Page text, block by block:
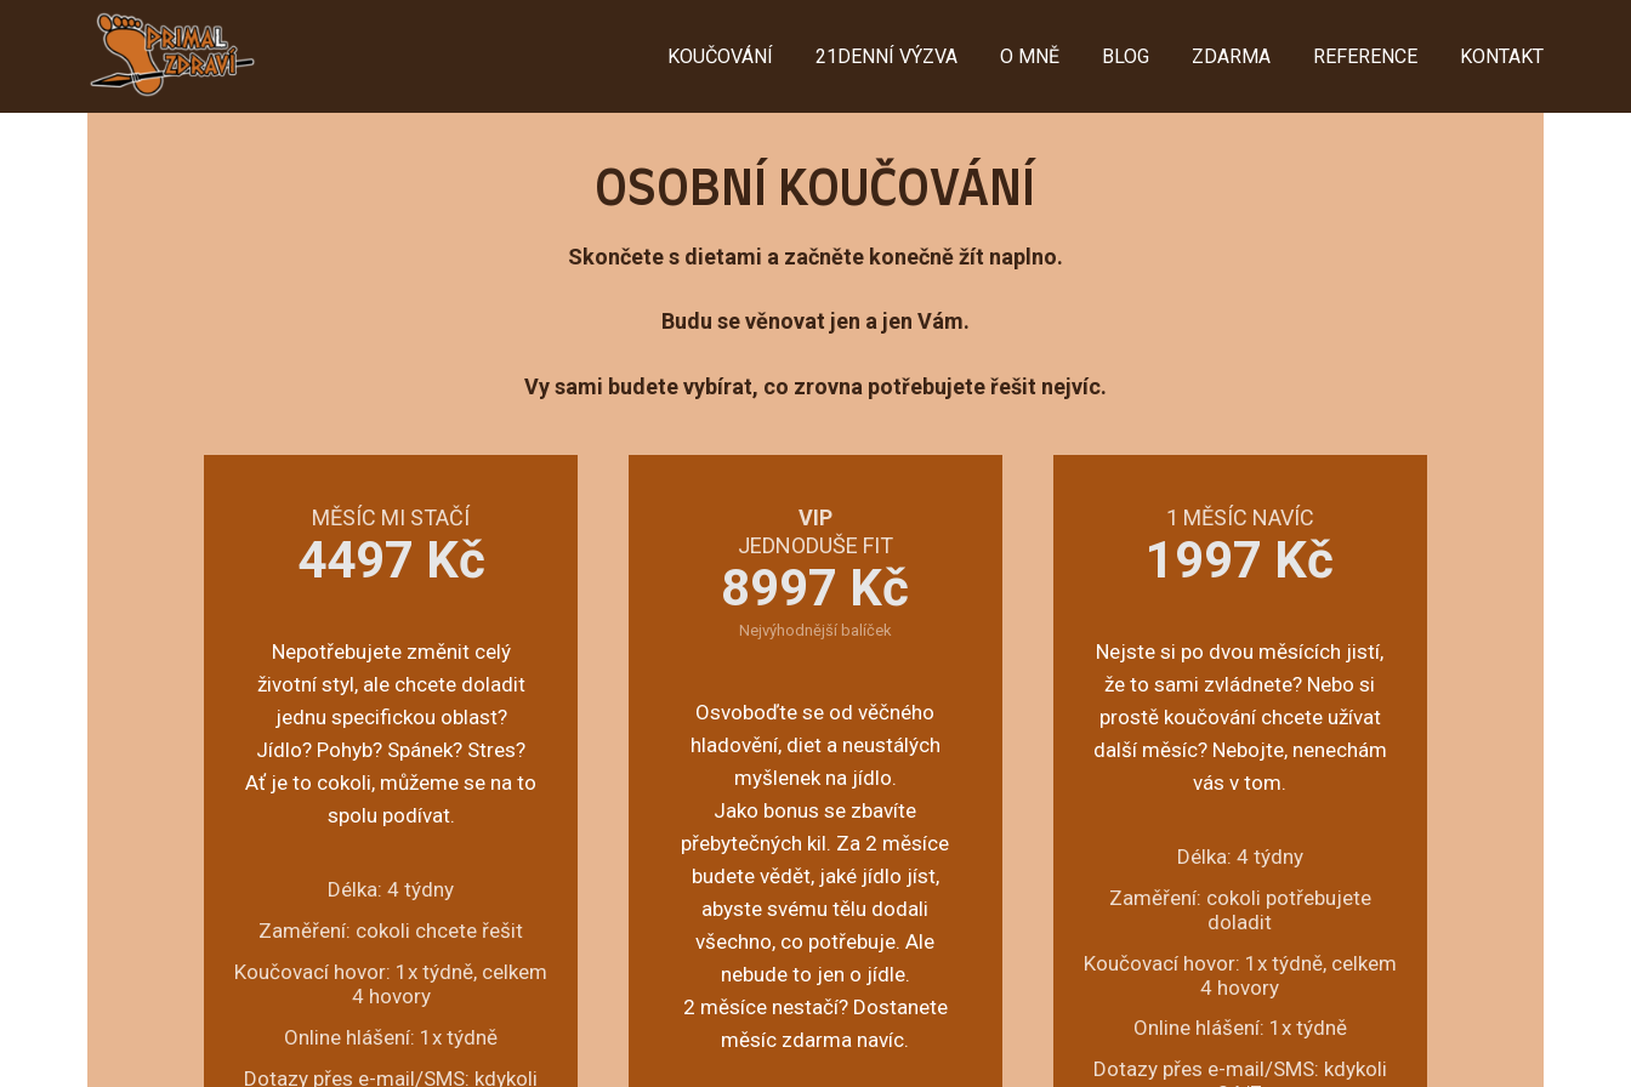
KOUČOVÁNÍ 21DENNÍ VÝZVA O MNĚ BLOG ZDARMA REFERENCE KONTAKT
OSOBNÍ KOUČOVÁNÍ
Skončete s dietami a začněte konečně žít naplno.
Budu se věnovat jen a jen Vám.
Vy sami budete vybírat, co zrovna potřebujete řešit nejvíc.
MĚSÍC MI STAČÍ
4497 Kč
Nepotřebujete změnit celý
životní styl, ale chcete doladit
jednu specifickou oblast?
Jídlo? Pohyb? Spánek? Stres?
Ať je to cokoli, můžeme se na to
spolu podívat.
Délka: 4 týdny
Zaměření: cokoli chcete řešit
Koučovací hovor: 1x týdně, celkem
4 hovory
Online hlášení: 1x týdně
Dotazy přes e-mail/SMS: kdykoli
VIP
JEDNODUŠE FIT
8997 Kč
Nejvýhodnější balíček
Osvoboďte se od věčného
hladovění, diet a neustálých
myšlenek na jídlo.
Jako bonus se zbavíte
přebytečných kil. Za 2 měsíce
budete vědět, jaké jídlo jíst,
abyste svému tělu dodali
všechno, co potřebuje. Ale
nebude to jen o jídle.
2 měsíce nestačí? Dostanete
měsíc zdarma navíc.
1 MĚSÍC NAVÍC
1997 Kč
Nejste si po dvou měsících jistí,
že to sami zvládnete? Nebo si
prostě koučování chcete užívat
další měsíc? Nebojte, nenechám
vás v tom.
Délka: 4 týdny
Zaměření: cokoli potřebujete
doladit
Koučovací hovor: 1x týdně, celkem
4 hovory
Online hlášení: 1x týdně
Dotazy přes e-mail/SMS: kdykoli